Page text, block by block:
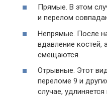
Прямые. В этом
и перелом
Непрямые. После
вдавление костей,
смещаются.
Отрывные. Этот
переломе 9 и
случае,